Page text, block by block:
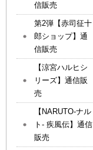
信販売
第2弾【赤司征十
郎ショップ】通
信販売
【涼宮ハルヒシ
リーズ】通信販
売
【NARUTO-ナル
ト- 疾風伝】通信
販売